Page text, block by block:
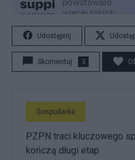
Udostępnij
Skomentuj 3
Gospodarka
PZPN traci kluczowego
kończą długi etap